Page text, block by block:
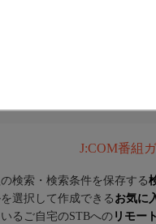
J:COM番組
検索・検索条件を保存する
選択して作成できる お気に
るご自宅のSTBへの リモー